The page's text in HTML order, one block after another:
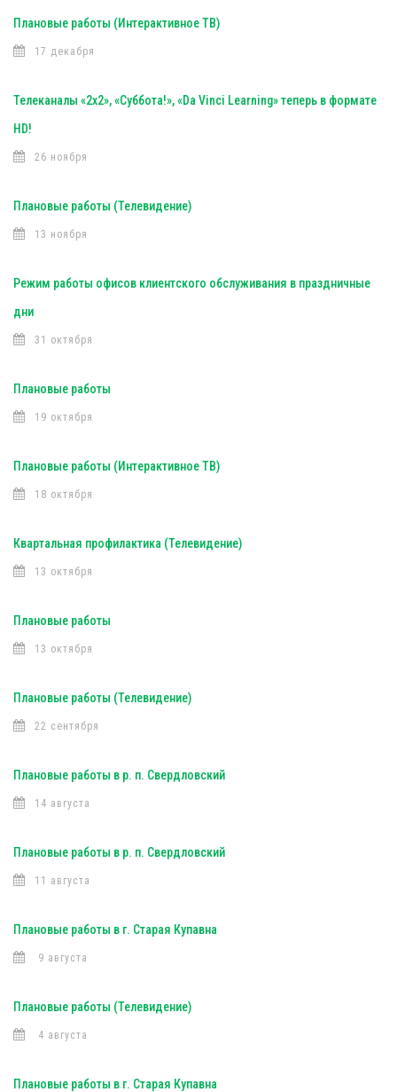
Плановые работы (Интерактивное ТВ)
17 декабря
Телеканалы «2х2», «Суббота!», «Da Vinci Learning» теперь в формате
HD!
26 ноября
Плановые работы (Телевидение)
13 ноября
Режим работы офисов клиентского обслуживания в праздничные
дни
31 октября
Плановые работы
19 октября
Плановые работы (Интерактивное ТВ)
18 октября
Квартальная профилактика (Телевидение)
13 октября
Плановые работы
13 октября
Плановые работы (Телевидение)
22 сентября
Плановые работы в р. п. Свердловский
14 августа
Плановые работы в р. п. Свердловский
11 августа
Плановые работы в г. Старая Купавна
9 августа
Плановые работы (Телевидение)
4 августа
Плановые работы в г. Старая Купавна